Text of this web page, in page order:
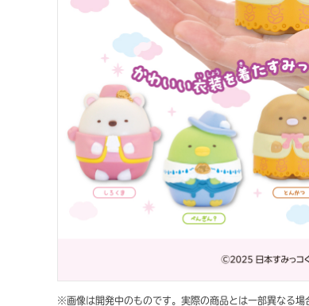
※画像は開発中のものです。実際の商品とは一部異なる場